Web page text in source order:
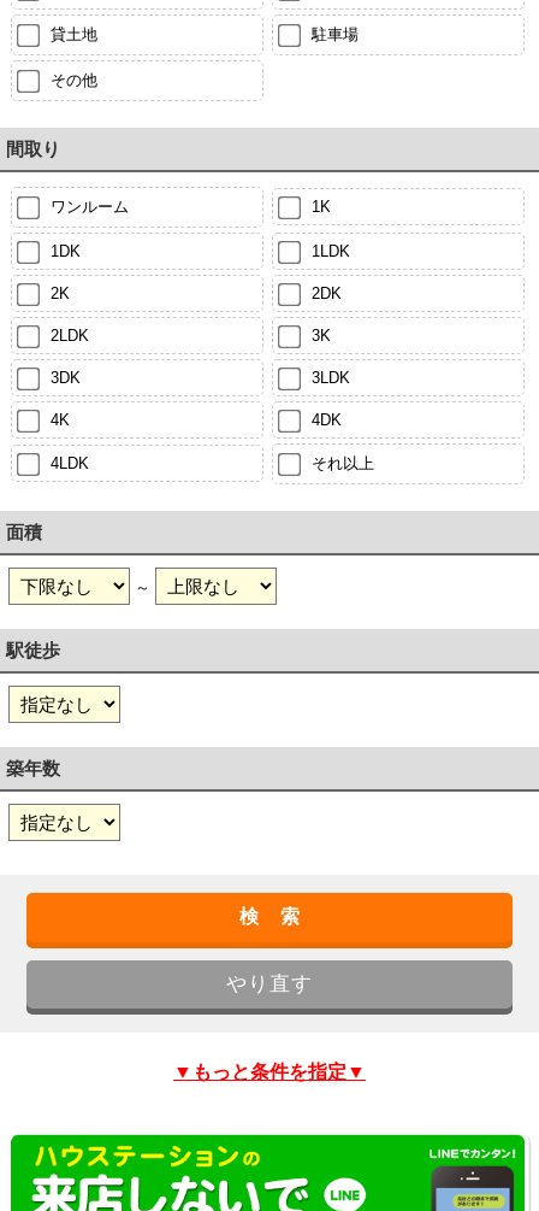
貸土地 駐車場
その他
間取り
ワンルーム 1K
1DK 1LDK
2K 2DK
2LDK 3K
3DK 3LDK
4K 4DK
4LDK それ以上
面積
～
駅徒歩
築年数
▼もっと条件を指定▼